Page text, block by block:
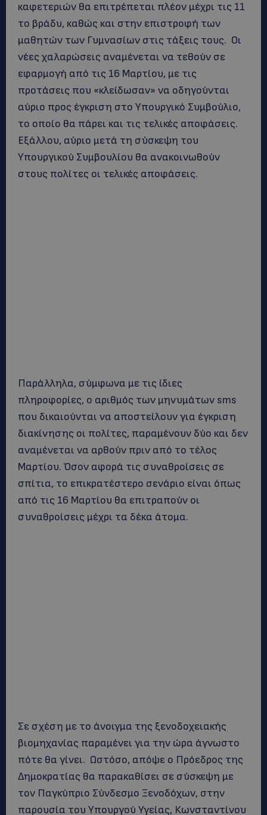
καφετεριών θα επιτρέπεται πλέον μέχρι τις 11
το βράδυ, καθώς και στην επιστροφή των
μαθητών των Γυμνασίων στις τάξεις τους. Οι
νέες χαλαρώσεις αναμένεται να τεθούν σε
εφαρμογή από τις 16 Μαρτίου, με τις
προτάσεις που «κλείδωσαν» να οδηγούνται
αύριο προς έγκριση στο Υπουργικό Συμβούλιο,
το οποίο θα πάρει και τις τελικές αποφάσεις.
Εξάλλου, αύριο μετά τη σύσκεψη του
Υπουργικού Συμβουλίου θα ανακοινωθούν
στους πολίτες οι τελικές αποφάσεις.
Παράλληλα, σύμφωνα με τις ίδιες
πληροφορίες, ο αριθμός των μηνυμάτων sms
που δικαιούνται να αποστείλουν για έγκριση
διακίνησης οι πολίτες, παραμένουν δύο και δεν
αναμένεται να αρθούν πριν από το τέλος
Μαρτίου. Όσον αφορά τις συναθροίσεις σε
σπίτια, το επικρατέστερο σενάριο είναι όπως
από τις 16 Μαρτίου θα επιτραπούν οι
συναθροίσεις μέχρι τα δέκα άτομα.
Σε σχέση με το άνοιγμα της ξενοδοχειακής
βιομηχανίας παραμένει για την ώρα άγνωστο
πότε θα γίνει. Ωστόσο, απόψε ο Πρόεδρος της
Δημοκρατίας θα παρακαθίσει σε σύσκεψη με
τον Παγκύπριο Σύνδεσμο Ξενοδόχων, στην
παρουσία του Υπουργού Υγείας, Κωνσταντίνου